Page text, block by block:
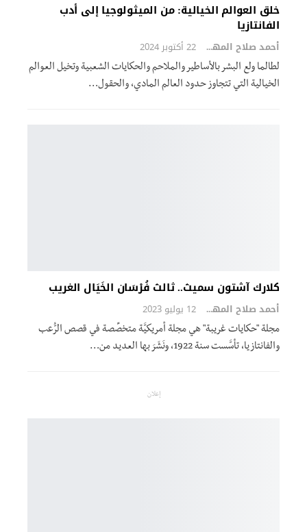
خلق العوالم الخيالية: من الميثولوجيا إلى أدب
الفانتازيا
أحمد صلاح المهدي 22 أكتوبر 2024
لطالما ولع البشر بالأساطير والملاحم والحكايات الشعبية وتخيل العوالم
الخيالية التي تتجاوز حدود العالم المادي، والحقول…
كلارك آشتون سميث.. ثالث فُرْسَان الخَيَال الغريب
أحمد صلاح المهدي 12 يوليو 2023
مجلة "حكايات غريبة" هي مجلة أمريكيَّة متخصِّصة في قصص الرُّعب
والفانتازيا، تأسَّست سنة 1922، ونَشَرَ بها العديد من…
إعلان